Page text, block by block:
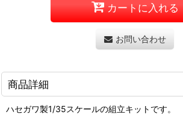
カートに入れる
お問い合わせ
商品詳細
ハセガワ製1/35スケールの組立キットです。